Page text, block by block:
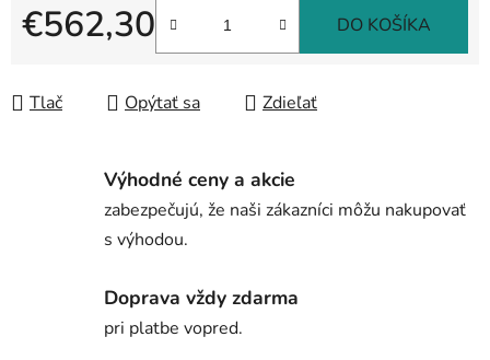
€562,30 DO KOŠÍKA
Tlač Opýtať sa Zdieľať
Výhodné ceny a akcie
zabezpečujú, že naši zákazníci môžu nakupovať
s výhodou.
Doprava vždy zdarma
pri platbe vopred.